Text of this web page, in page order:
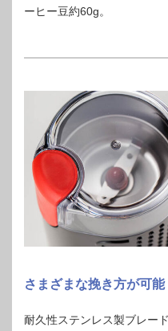
ーヒー豆約60g。
さまざまな挽き方が可能
耐久性ステンレス製ブレー